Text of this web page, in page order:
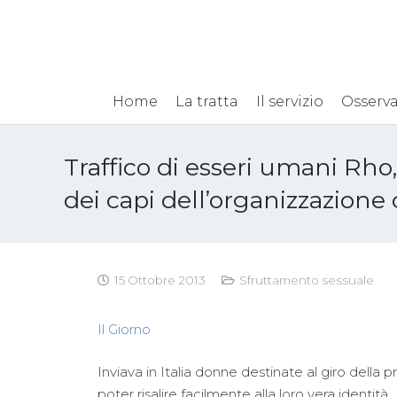
Home La tratta Il servizio
Traffico di esseri umani
dei capi
15 Ottobre 2013 Sfruttamento sessuale
Il Giorno
Inviava in Italia donne destinate al giro della
poter risalire facilmente alla loro vera identità